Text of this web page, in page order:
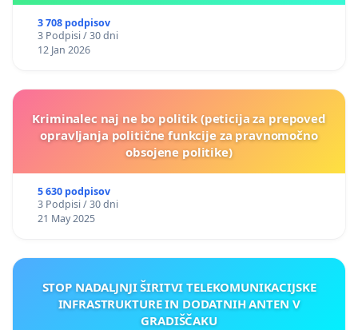
3 708 podpisov
3 Podpisi / 30 dni
12 Jan 2026
Kriminalec naj ne bo politik (peticija za prepoved
opravljanja politične funkcije za pravnomočno
obsojene politike)
5 630 podpisov
3 Podpisi / 30 dni
21 May 2025
STOP NADALJNJI ŠIRITVI TELEKOMUNIKACIJSKE
INFRASTRUKTURE IN DODATNIH ANTEN V
GRADIŠČAKU